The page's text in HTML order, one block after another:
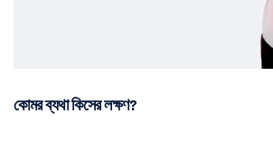
কোমর ব্যথা কিসের লক্ষণ?